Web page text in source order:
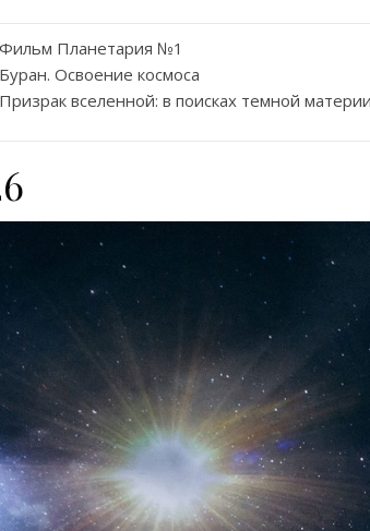
Фильм Планетария №1
Буран. Освоение космоса
Призрак вселенной: в поисках темной материи